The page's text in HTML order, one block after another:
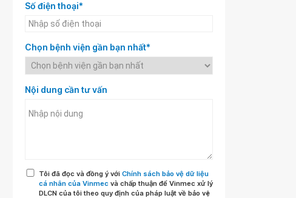
Số điện thoại*
Chọn bệnh viện gần bạn nhất*
Nội dung cần tư vấn
Tôi đã đọc và đồng ý với Chính sách bảo vệ dữ liệu
cá nhân của Vinmec và chấp thuận để Vinmec xử lý
DLCN của tôi theo quy định của pháp luật về bảo vệ